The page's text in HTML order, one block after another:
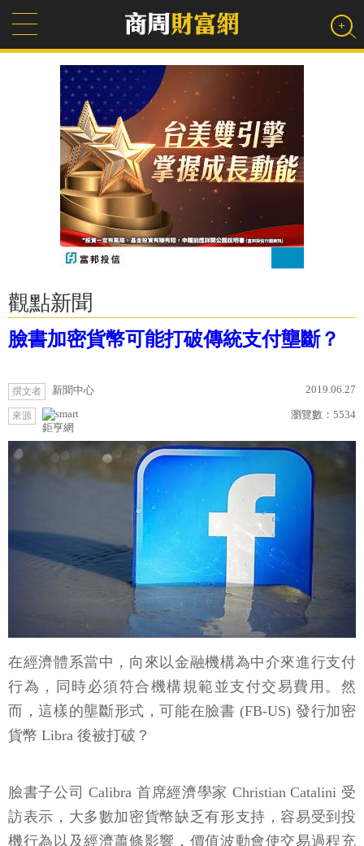
觀點新聞
臉書加密貨幣可能打破傳統支付壟斷？
撰文者 新聞中心 2019.06.27
來源
鉅亨網
瀏覽數： 5534
在經濟體系當中，向來以金融機構為中介來進行支付
行為，同時必須符合機構規範並支付交易費用。然
而，這樣的壟斷形式，可能在臉書 (FB-US) 發行加密
貨幣 Libra 後被打破？
臉書子公司 Calibra 首席經濟學家 Christian Catalini 受
訪表示，大多數加密貨幣缺乏有形支持，容易受到投
機行為以及經濟蕭條影響，價值波動會使交易過程充